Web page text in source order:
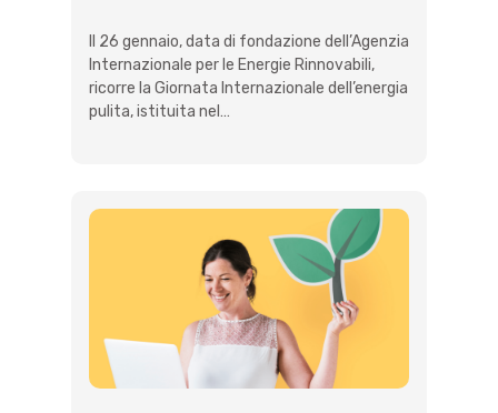
Il 26 gennaio, data di fondazione dell’Agenzia
Internazionale per le Energie Rinnovabili,
ricorre la Giornata Internazionale dell’energia
pulita, istituita nel…